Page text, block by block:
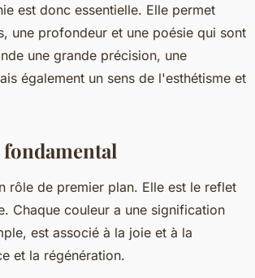
est donc essentielle. Elle permet
une profondeur et une poésie qui sont
une grande précision, une
également un sens de l'esthétisme et
rôle de premier plan. Elle est le reflet
Chaque couleur a une signification
est associé à la joie et à la
et la régénération.